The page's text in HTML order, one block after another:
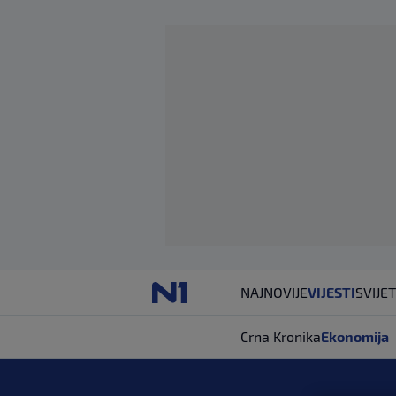
NAJNOVIJEVIJESTISVIJET
Crna KronikaEkonomija